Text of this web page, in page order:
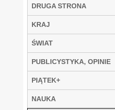
DRUGA STRONA
KRAJ
ŚWIAT
PUBLICYSTYKA, OPINIE
PIĄTEK+
NAUKA